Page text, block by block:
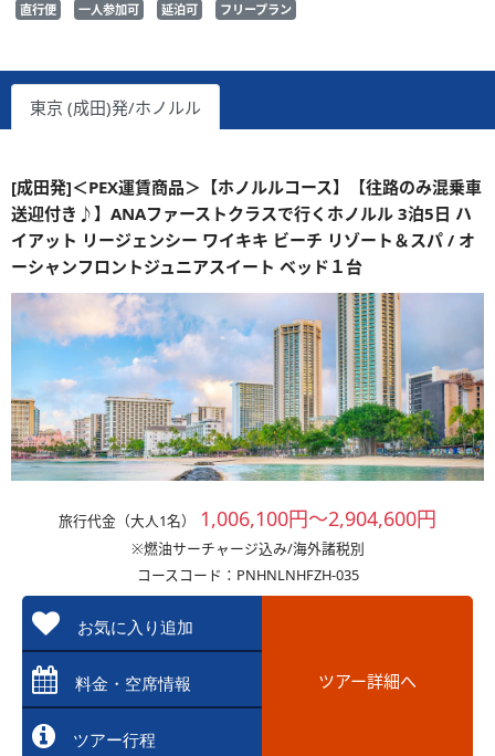
直行便 一人参加可 延泊可 フリープラン
東京 (成田)発/ホノルル
[成田発]＜PEX運賃商品＞【ホノルルコース】【往路のみ混乗車
送迎付き♪】ANAファーストクラスで行くホノルル 3泊5日 ハ
イアット リージェンシー ワイキキ ビーチ リゾート＆スパ / オ
ーシャンフロントジュニアスイート ベッド１台
旅行代金（大人1名） 1,006,100円～2,904,600円
※燃油サーチャージ込み/海外諸税別
コースコード：PNHNLNHFZH-035
お気に入り追加
料金・空席情報
ツアー行程
ツアー詳細へ